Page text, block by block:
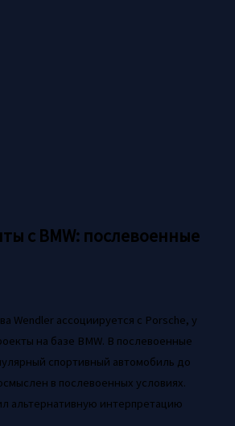
с BMW: послевоенные
Wendler ассоциируется с Porsche, у
на базе BMW. В послевоенные
спортивный автомобиль до
в послевоенных условиях.
альтернативную интерпретацию